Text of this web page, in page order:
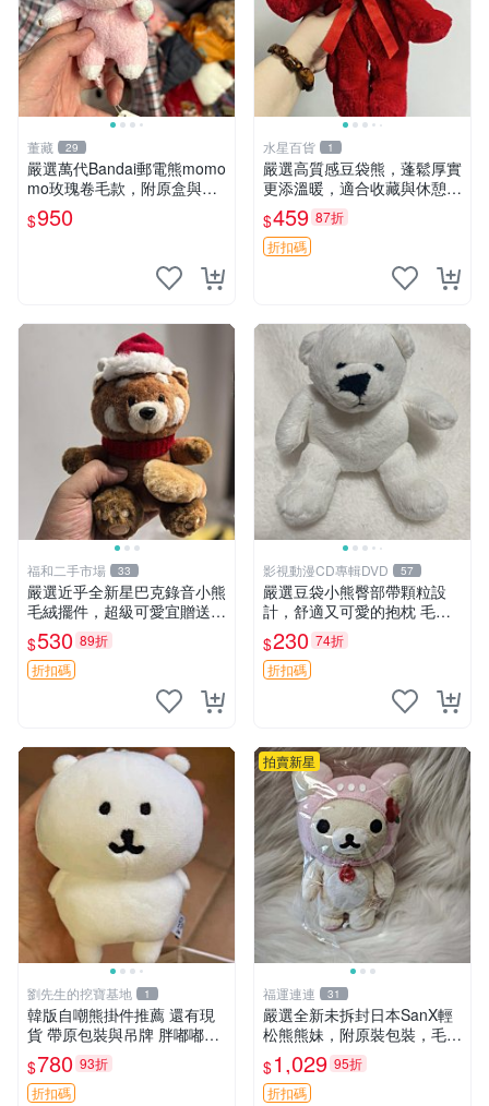
董藏 29
嚴選萬代Bandai郵電熊momo
mo玫瑰卷毛款，附原盒與吊
牌，粉嫩可愛入手即柔軟～
玫瑰卷毛 郵電熊 正品
$950
水星百貨 1
嚴選高質感豆袋熊，蓬鬆厚實
更添溫暖，適合收藏與休憩。
前胸填充飽滿，背部亦具優雅
設計。 豆袋熊 保暖 溫柔 蓬
松
$459 87折
折扣碼
福和二手市場 33
嚴選近乎全新星巴克錄音小熊
毛絨擺件，超級可愛宜贈送掛
飾 錄音小熊 毛絨擺件 贈品
$530 89折
折扣碼
影視動漫CD專輯DVD 57
嚴選豆袋小熊臀部帶顆粒設
計，舒適又可愛的抱枕 毛絨
抱枕、臀部按摩、坐墊
$230 74折
折扣碼
劉先生的挖寶基地 1
韓版自嘲熊掛件推薦 還有現
貨 帶原包裝與吊牌 胖嘟嘟超
可愛 毛絨手感佳 小熊掛件 自
嘲抱枕 小熊抱枕
$780 93折
折扣碼
拍賣新星
福運連連 31
嚴選全新未拆封日本SanX輕
松熊熊妹，附原裝包裝，毛絨
質地極佳，細膩可愛，推薦收
藏兼送禮，適合女性好友或家
人，限量釋出。鬆熊、熊玩
$1,029 95折
折扣碼